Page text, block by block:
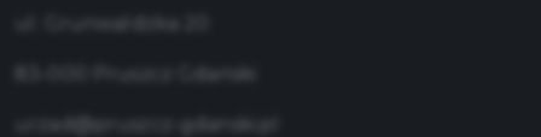
urzad@pruszcz-gdanski.pl